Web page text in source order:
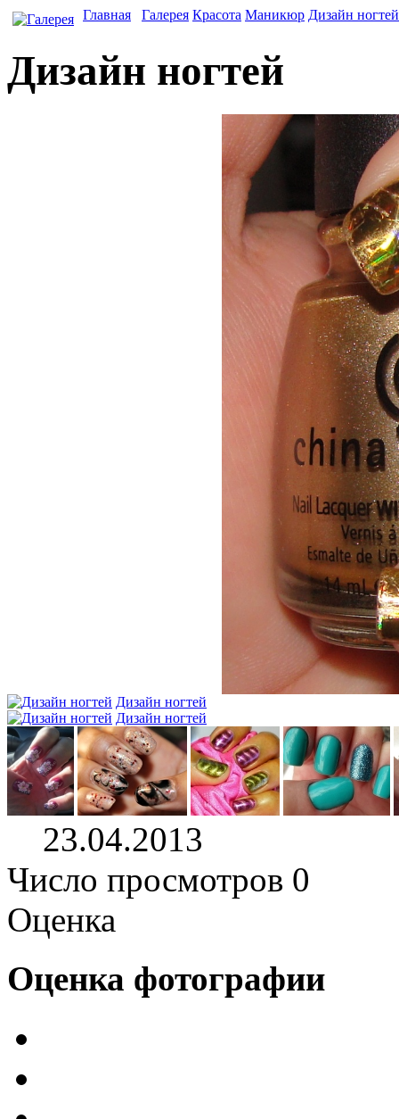
Главная Галерея Красота Маникюр Дизайн ногтей
Дизайн ногтей
Дизайн ногтей
Дизайн ногтей
23.04.2013
Число просмотров 0
Оценка
Оценка фотографии